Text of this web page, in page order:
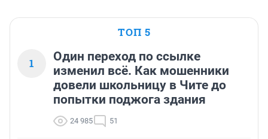
ТОП 5
1
Один переход по ссылке
изменил всё. Как мошенники
довели школьницу в Чите до
попытки поджога здания
24 985 51